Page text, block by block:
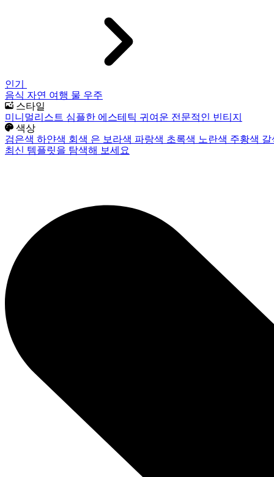
인기
음식 자연 여행 물 우주
스타일
미니멀리스트 심플한 에스테틱 귀여운 전문적인 빈티지
색상
검은색 하얀색 회색 은 보라색 파랑색 초록색 노란색 주황색
최신 템플릿을 탐색해 보세요